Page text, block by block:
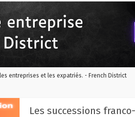
entreprises et les expatriés. - French District
Les successions